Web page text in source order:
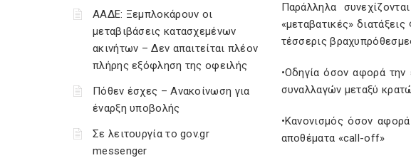
ΑΑΔΕ: Ξεμπλοκάρουν οι
μεταβιβάσεις κατασχεμένων
ακινήτων – Δεν απαιτείται πλέον
πλήρης εξόφληση της οφειλής
Πόθεν έσχες – Ανακοίνωση για
έναρξη υποβολής
Σε λειτουργία το gov.gr
messenger
Παράλληλα
«μεταβατικές»
τέσσερις
•Οδηγία όσον αφορά
συναλλαγών μεταξύ
•Κανονισμός όσον
αποθέματα «call-off»